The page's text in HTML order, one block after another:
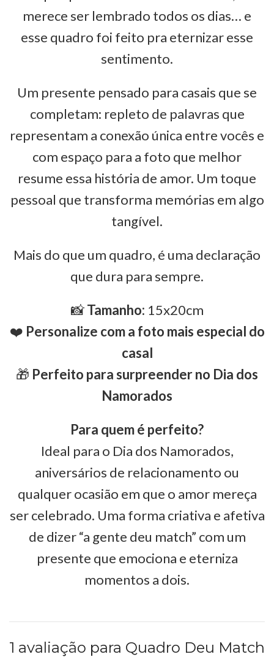
merece ser lembrado todos os dias… e
esse quadro foi feito pra eternizar esse
sentimento.
Um presente pensado para casais que se
completam: repleto de palavras que
representam a conexão única entre vocês e
com espaço para a foto que melhor
resume essa história de amor. Um toque
pessoal que transforma memórias em algo
tangível.
Mais do que um quadro, é uma declaração
que dura para sempre.
📸Tamanho: 15x20cm
❤️ Personalize com a foto mais especial do
casal
🎁 Perfeito para surpreender no Dia dos
Namorados
Para quem é perfeito?
Ideal para o Dia dos Namorados,
aniversários de relacionamento ou
qualquer ocasião em que o amor mereça
ser celebrado. Uma forma criativa e afetiva
de dizer “a gente deu match” com um
presente que emociona e eterniza
momentos a dois.
1 avaliação para Quadro Deu Match